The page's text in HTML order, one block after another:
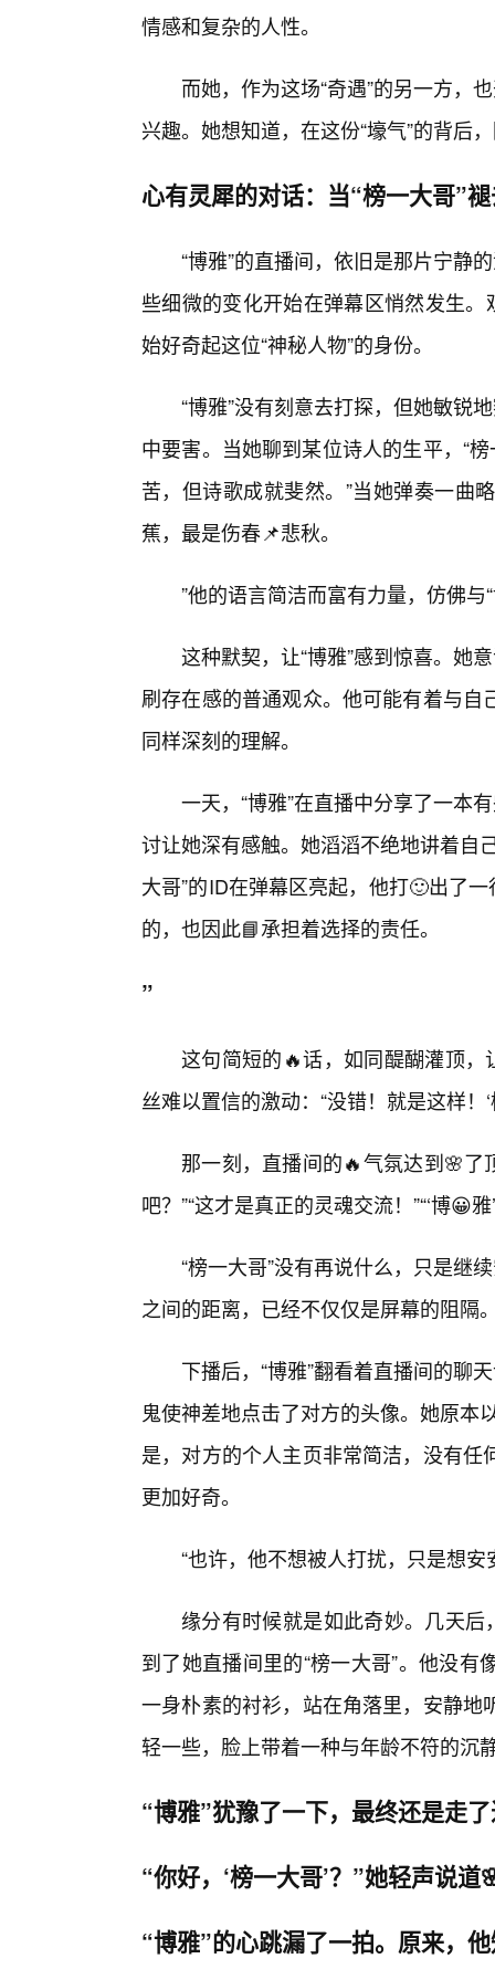
情感和复杂的人性。
而她，作为这场“奇遇”的另一方，
兴趣。她想知道，在这份“壕气”的背后
心有灵犀的对话：当“榜一大哥”
“博雅”的直播间，依旧是那片宁静
些细微的变化开始在弹幕区悄然发生
始好奇起这位“神秘人物”的身份。
“博雅”没有刻意去打探，但她敏锐
中要害。当她聊到某位诗人的生平，“
苦，但诗歌成就斐然。”当她弹奏一曲
蕉，最是伤春📌悲秋。
”他的语言简洁而富有力量，仿佛
这种默契，让“博雅”感到惊喜。她
刷存在感的普通观众。他可能有着与
同样深刻的理解。
一天，“博雅”在直播中分享了一本
讨让她深有感触。她滔滔不绝地讲着自
大哥”的ID在弹幕区亮起，他打🙂出了
的，也因此📘承担着选择的责任。
”
这句简短的🔥话，如同醍醐灌顶，
丝难以置信的激动：“没错！就是这样！
那一刻，直播间的🔥气氛达到🌸了
吧？”“这才是真正的灵魂交流！”“‘博😀
“榜一大哥”没有再说什么，只是继
之间的距离，已经不仅仅是屏幕的阻隔
下播后，“博雅”翻看着直播间的聊
鬼使神差地点击了对方的头像。她原本
是，对方的个人主页非常简洁，没有
更加好奇。
“也许，他不想被人打扰，只是想安
缘分有时候就是如此奇妙。几天后
到了她直播间里的“榜一大哥”。他没
一身朴素的衬衫，站在角落里，安静
轻一些，脸上带着一种与年龄不符的沉
“博雅”犹豫了一下，最终还是走
“你好，‘榜一大哥’？”她轻声说道
“博雅”的心跳漏了一拍。原来，